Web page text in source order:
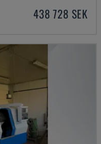
438 728 SEK